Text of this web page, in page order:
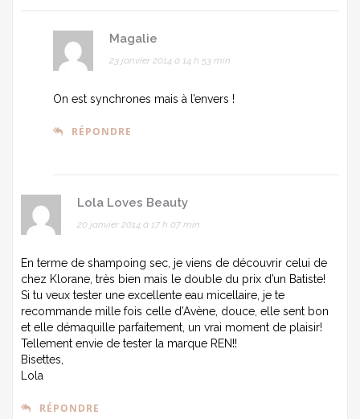
Magalie
23 janvier 2014 à 14 h 53 min
On est synchrones mais à l’envers !
RÉPONDRE
Lola Loves Beauty
20 janvier 2014 à 17 h 07 min
En terme de shampoing sec, je viens de découvrir celui de
chez Klorane, très bien mais le double du prix d’un Batiste!
Si tu veux tester une excellente eau micellaire, je te
recommande mille fois celle d’Avène, douce, elle sent bon
et elle démaquille parfaitement, un vrai moment de plaisir!
Tellement envie de tester la marque REN!!
Bisettes,
Lola
RÉPONDRE